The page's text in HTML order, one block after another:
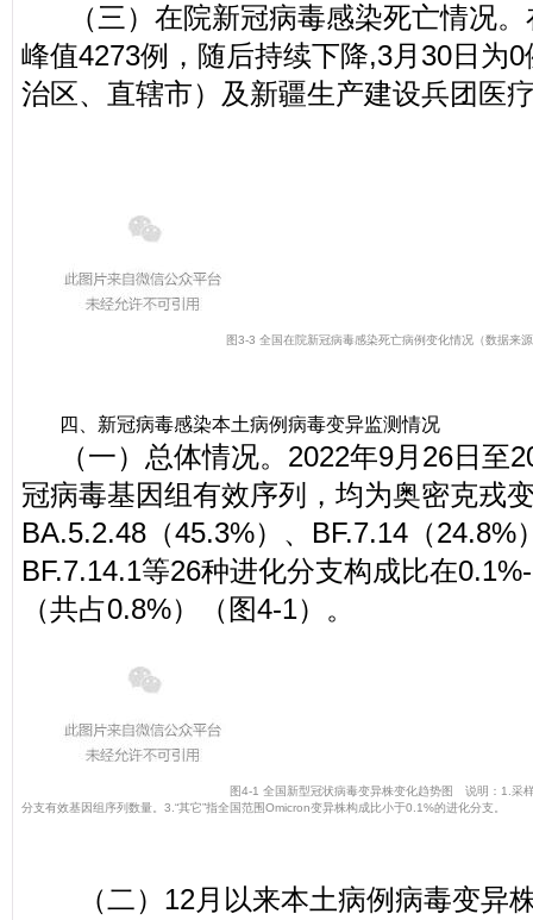
（三）在院新冠病毒感染死亡情况
峰值4273例，随后持续下降,3月30日为
治区、直辖市）及新疆生产建设兵团医
图3-3 全国在院新冠病毒感染死亡病例变化情况 （数据来
四、新冠病毒感染本土病例病毒变异监测情况
（一）总体情况。2022年9月26日
冠病毒基因组有效序列，均为奥密克戎
BA.5.2.48（45.3%）、BF.7.14（
BF.7.14.1等26种进化分支构成比在
（共占0.8%）（图4-1）。
图4-1 全国新型冠状病毒变异株变化趋势图 说明：1.采
分支有效基因组序列数量。3.“其它”指全国范围Omicron变异株构成比小于0.1%的进化分支。
（二）12月以来本土病例病毒变异株